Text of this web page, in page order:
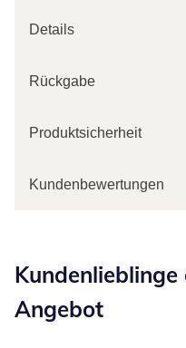
Details
Rückgabe
Produktsicherheit
Kundenbewertungen
Kundenlieblinge
Angebot